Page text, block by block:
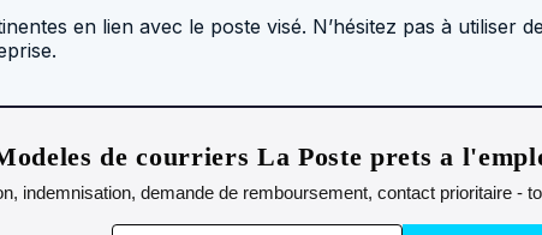
en lien avec le poste visé. N’hésitez pas à
de courriers La Poste prets a
indemnisation, demande de remboursement, contact prioritaire -